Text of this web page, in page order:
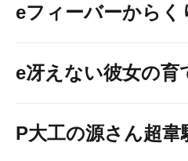
eフィーバーから
e冴えない彼女の育
P大工の源さん超